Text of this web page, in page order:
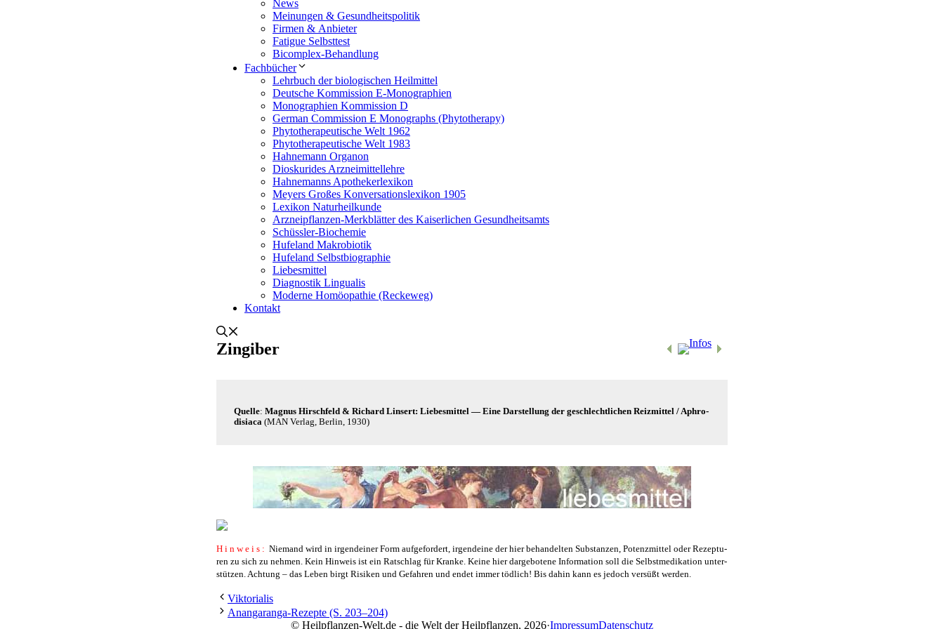
News
Meinungen & Gesundheitspolitik
Firmen & Anbieter
Fatigue Selbsttest
Bicomplex-Behandlung
Fachbücher
Lehrbuch der biologischen Heilmittel
Deutsche Kommission E‑Monographien
Monographien Kommission D
German Commission E Monographs (Phytotherapy)
Phytotherapeutische Welt 1962
Phytotherapeutische Welt 1983
Hahnemann Organon
Dioskurides Arzneimittellehre
Hahnemanns Apothekerlexikon
Meyers Großes Konversationslexikon 1905
Lexikon Naturheilkunde
Arzneipflanzen-Merkblätter des Kaiserlichen Gesundheitsamts
Schüssler-Biochemie
Hufeland Makrobiotik
Hufeland Selbstbiographie
Liebesmittel
Diagnostik Lingualis
Moderne Homöopathie (Reckeweg)
Kontakt
Zingiber
Quel­le: Magnus Hirsch­feld & Richard Lin­sert: Lie­bes­mit­tel — Eine Dar­stel­lung der geschlecht­li­chen Reiz­mit­tel /​​ Aphro­
di­sia­ca (MAN Ver­lag, Ber­lin, 1930)
Hin­weis: Nie­mand wird in irgend­ei­ner Form auf­ge­for­dert, irgend­ei­ne der hier behan­del­ten Sub­stan­zen, Potenz­mit­tel oder Rezep­tu­
ren zu sich zu neh­men. Kein Hin­weis ist ein Rat­schlag für Kran­ke. Kei­ne hier dar­ge­bo­te­ne Infor­ma­ti­on soll die Selbst­me­di­ka­ti­on unter­
stüt­zen. Ach­tung – das Leben birgt Risi­ken und Gefah­ren und endet immer töd­lich! Bis dahin kann es jedoch ver­süßt werden.
Viktorialis
Anangaranga-Rezepte (S. 203–204)
© Heilpflanzen-Welt.de - die Welt der Heilpflanzen, 2026·ImpressumDatenschutz